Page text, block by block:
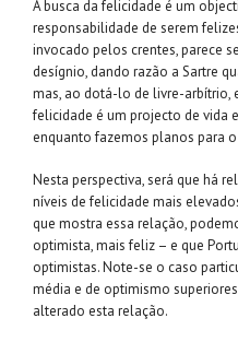
A busca da felicidade é um
responsabilidade de serem
invocado pelos crentes, parece
desígnio, dando razão a Sartre
mas, ao dotá-lo de livre-arbítrio,
felicidade é um projecto de vida
enquanto fazemos planos para o
Nesta perspectiva, será que há
níveis de felicidade mais
que mostra essa relação,
optimista, mais feliz – e que
optimistas. Note-se o caso
média e de optimismo
alterado esta relação.